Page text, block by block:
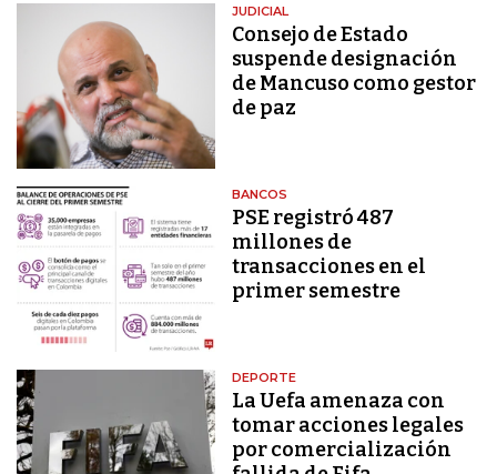
JUDICIAL
Consejo de Estado
suspende designación
de Mancuso como gestor
de paz
BANCOS
PSE registró 487
millones de
transacciones en el
primer semestre
DEPORTE
La Uefa amenaza con
tomar acciones legales
por comercialización